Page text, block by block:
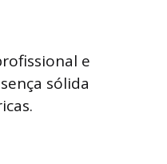
e
sólida